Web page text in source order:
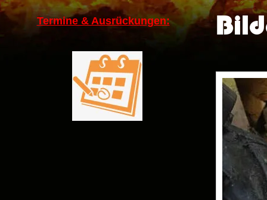
Termine & Ausrückungen: